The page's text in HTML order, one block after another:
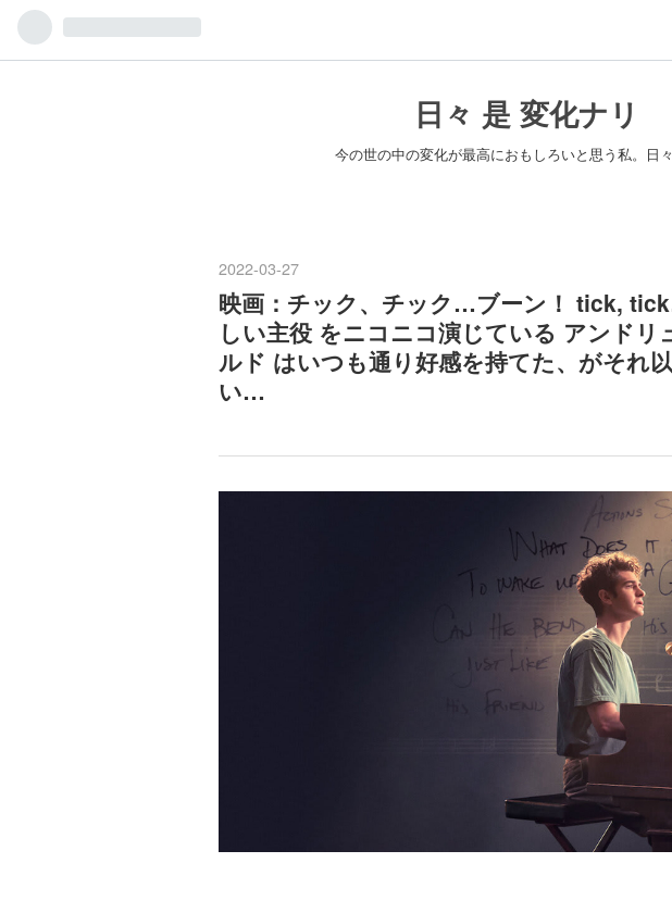
日々 是 変化ナリ
今の世の中の変化が最高におもしろいと思う私。日
2022-03-27
映画：チック、チック…ブーン！ tick,
しい主役 をニコニコ演じている アンドリ
ルド はいつも通り好感を持てた、がそれ
い…